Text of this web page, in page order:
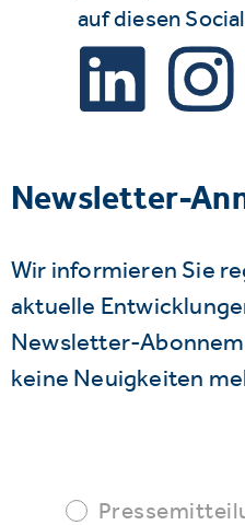
auf diesen
Newsletter-
Wir informieren Sie
aktuelle
Newsletter-
keine Neuigkeiten